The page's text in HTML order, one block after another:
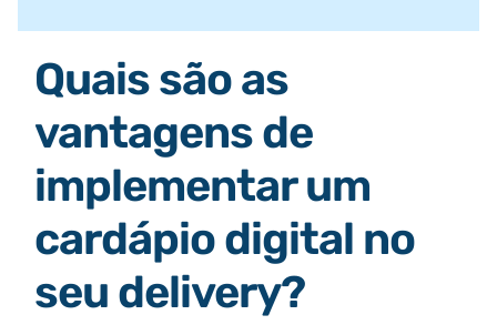
Quais são as
vantagens de
implementar um
cardápio digital no
seu delivery?